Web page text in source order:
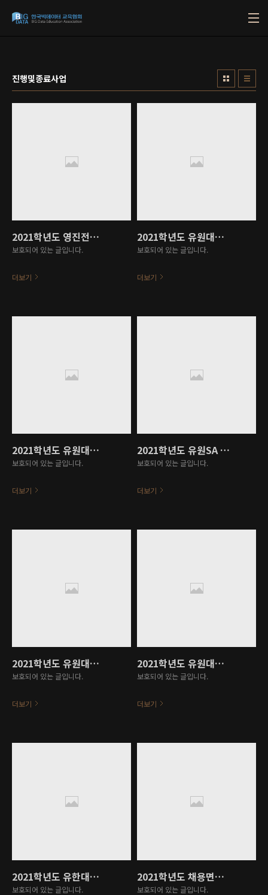
진행및종료사업
2021학년도 영진전문대학교 기초학력진단 결과 보고서
보호되어 있는 글입니다.
더보기
2021학년도 유원대학교 학과별 직무역량진단 결과 보고서
보호되어 있는 글입니다.
더보기
2021학년도 유원대학교 핵심역량진단 결과 보고서
보호되어 있는 글입니다.
더보기
2021학년도 유원SA 진단 4개 영역 데이터 및 결과 보고서
보호되어 있는 글입니다.
더보기
2021학년도 유원대학교 직업기초능력진단 결과 보고서
보호되어 있는 글입니다.
더보기
2021학년도 유원대학교 기초학력진단 결과 보고서
보호되어 있는 글입니다.
더보기
2021학년도 유한대학교 기초학습,직업기초 문항개발집
보호되어 있는 글입니다.
2021학년도 채용면접전문가 자격과정 운영 결과 보고서(20여개 대학)
보호되어 있는 글입니다.